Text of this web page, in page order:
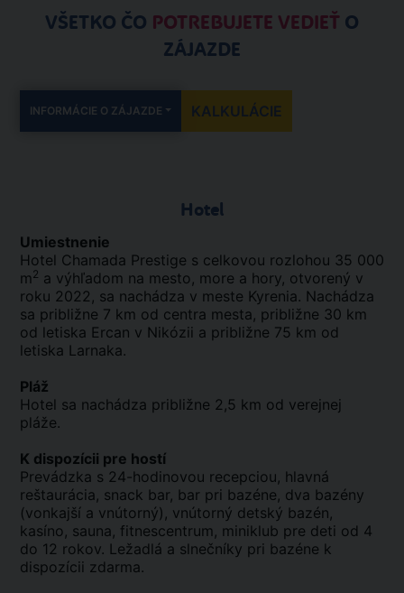
VŠETKO ČO POTREBUJETE VEDIEŤ O
ZÁJAZDE
INFORMÁCIE O ZÁJAZDE KALKULÁCIE
Hotel
Umiestnenie
Hotel Chamada Prestige s celkovou rozlohou 35 000
m2 a výhľadom na mesto, more a hory, otvorený v
roku 2022, sa nachádza v meste Kyrenia. Nachádza
sa približne 7 km od centra mesta, približne 30 km
od letiska Ercan v Nikózii a približne 75 km od
letiska Larnaka.
Pláž
Hotel sa nachádza približne 2,5 km od verejnej
pláže.
K dispozícii pre hostí
Prevádzka s 24-hodinovou recepciou, hlavná
reštaurácia, snack bar, bar pri bazéne, dva bazény
(vonkajší a vnútorný), vnútorný detský bazén,
kasíno, sauna, fitnescentrum, miniklub pre deti od 4
do 12 rokov. Ležadlá a slnečníky pri bazéne k
dispozícii zdarma.